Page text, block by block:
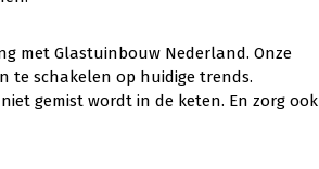
met Glastuinbouw Nederland. Onze
te schakelen op huidige trends.
gemist wordt in de keten. En zorg ook